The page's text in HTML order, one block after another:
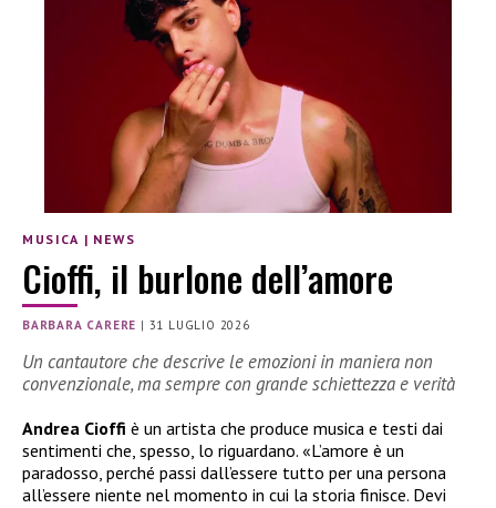
MUSICA | NEWS
Cioffi, il burlone dell’amore
BARBARA CARERE | 31 LUGLIO 2026
Un cantautore che descrive le emozioni in maniera non
convenzionale, ma sempre con grande schiettezza e verità
Andrea Cioffi è un artista che produce musica e testi dai
sentimenti che, spesso, lo riguardano. «L’amore è un
paradosso, perché passi dall’essere tutto per una persona
all’essere niente nel momento in cui la storia finisce. Devi